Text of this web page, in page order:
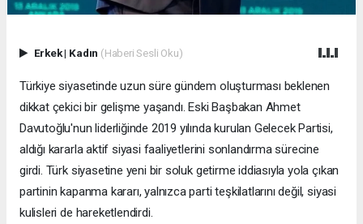
Erkek| Kadın (Haberi Sesli Oku)
Türkiye siyasetinde uzun süre gündem oluşturması beklenen
dikkat çekici bir gelişme yaşandı. Eski Başbakan Ahmet
Davutoğlu'nun liderliğinde 2019 yılında kurulan Gelecek Partisi,
aldığı kararla aktif siyasi faaliyetlerini sonlandırma sürecine
girdi. Türk siyasetine yeni bir soluk getirme iddiasıyla yola çıkan
partinin kapanma kararı, yalnızca parti teşkilatlarını değil, siyasi
kulisleri de hareketlendirdi.